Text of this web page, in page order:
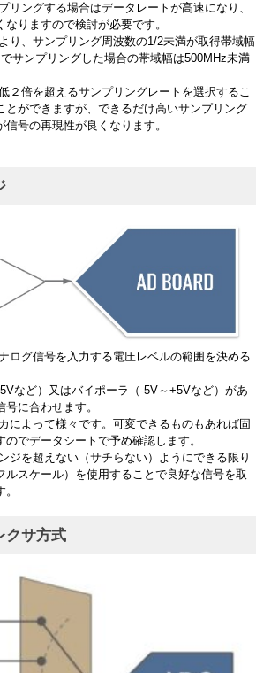
ングする場合はデータレートが高速になり、
りますので検討が必要です。
り、サンプリング周波数の1/2未満が取得帯域幅
サンプリングした場合の帯域幅は500MHz未満
２倍を超えるサンプリングレートを選択するこ
とができますが、できるだけ高いサンプリング
号の再現性が良くなります。
ログ信号を入力する電圧レベルの範囲を決める
など）又はバイポーラ（-5V～+5Vなど）があ
に合わせます。
によって様々です。可変できるものもあれば固
でデータシートで予め確認します。
ジを超えない（サチらない）ようにできる限り
ルスケール）を使用することで良好な信号を取
クサ方式